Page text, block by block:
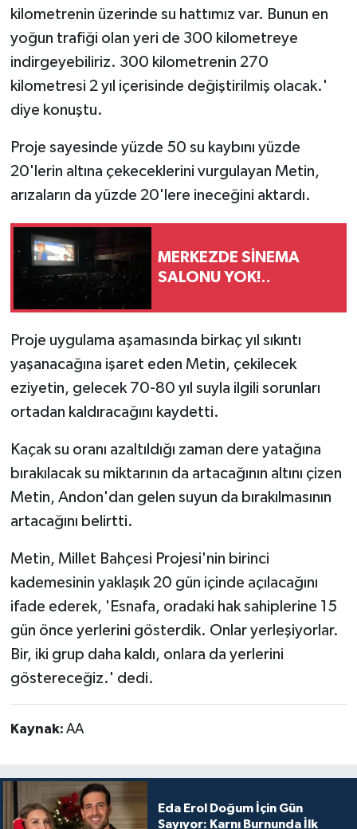
kilometrenin üzerinde su hattımız var. Bunun en
yoğun trafiği olan yeri de 300 kilometreye
indirgeyebiliriz. 300 kilometrenin 270
kilometresi 2 yıl içerisinde değiştirilmiş olacak.'
diye konuştu.
Proje sayesinde yüzde 50 su kaybını yüzde
20'lerin altına çekeceklerini vurgulayan Metin,
arızaların da yüzde 20'lere ineceğini aktardı.
MERKEZDE SİNEMA
SALONU YOK!..
Proje uygulama aşamasında birkaç yıl sıkıntı
yaşanacağına işaret eden Metin, çekilecek
eziyetin, gelecek 70-80 yıl suyla ilgili sorunları
ortadan kaldıracağını kaydetti.
Kaçak su oranı azaltıldığı zaman dere yatağına
bırakılacak su miktarının da artacağının altını çizen
Metin, Andon'dan gelen suyun da bırakılmasının
artacağını belirtti.
Metin, Millet Bahçesi Projesi'nin birinci
kademesinin yaklaşık 20 gün içinde açılacağını
ifade ederek, 'Esnafa, oradaki hak sahiplerine 15
gün önce yerlerini gösterdik. Onlar yerleşiyorlar.
Bir, iki grup daha kaldı, onlara da yerlerini
göstereceğiz.' dedi.
Kaynak: AA
Eda Erol Doğum İçin Gün
Sayıyor: Karnı Burnunda İlk